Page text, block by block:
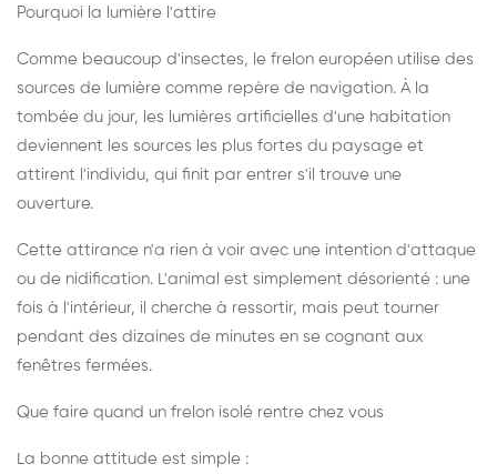
Pourquoi la lumière l'attire
Comme beaucoup d'insectes, le frelon européen utilise des
sources de lumière comme repère de navigation. À la
tombée du jour, les lumières artificielles d'une habitation
deviennent les sources les plus fortes du paysage et
attirent l'individu, qui finit par entrer s'il trouve une
ouverture.
Cette attirance n'a rien à voir avec une intention d'attaque
ou de nidification. L'animal est simplement désorienté : une
fois à l'intérieur, il cherche à ressortir, mais peut tourner
pendant des dizaines de minutes en se cognant aux
fenêtres fermées.
Que faire quand un frelon isolé rentre chez vous
La bonne attitude est simple :